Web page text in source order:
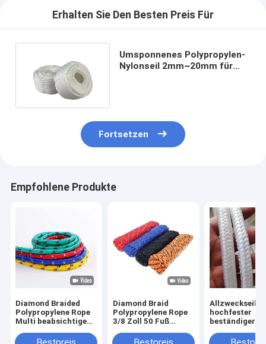
Erhalten Sie Den Besten Preis Für
Umsponnenes Polypropylen-
Nylonseil 2mm~20mm für
Fortsetzen
Empfohlene Produkte
Diamond Braided
Polypropylene Rope
Multi beabsichtigen
Beanspruchung
Diamond Braid
Polypropylene Rope
3/8 Zoll 50 Fuß
beständiger Polyseil-
Allzweckseil-
hochfester
beständiger
Flagline